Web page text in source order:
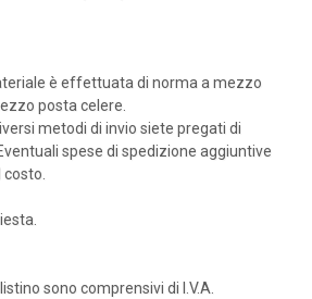
è effettuata di norma a mezzo
posta celere.
metodi di invio siete pregati di
spese di spedizione aggiuntive
sono comprensivi di I.V.A.